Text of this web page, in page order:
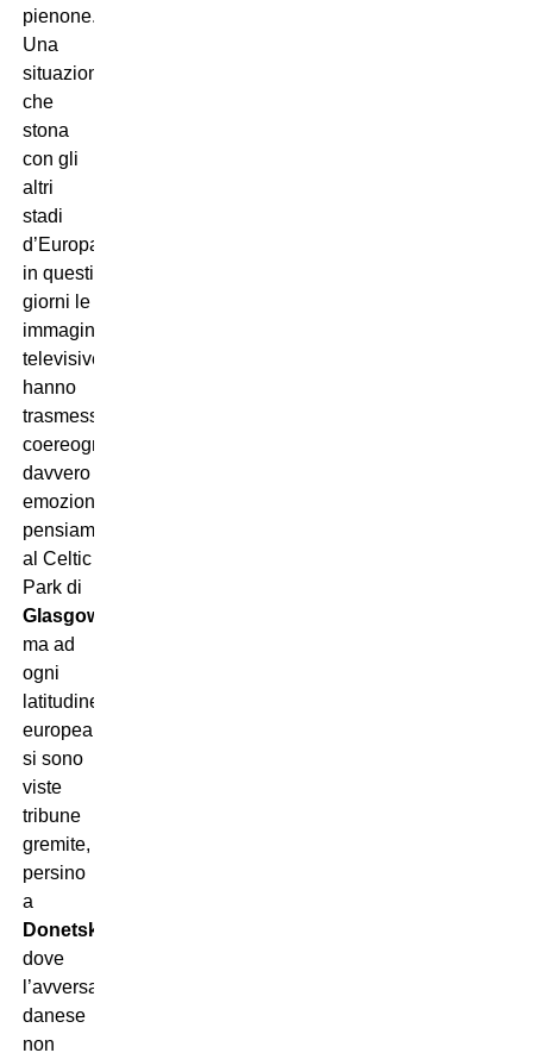
pienone.
Una
situazione
che
stona
con gli
altri
stadi
d’Europa,
in questi
giorni le
immagini
televisive
hanno
trasmesso
coereografie
davvero
emozionanti,
pensiamo
al Celtic
Park di
Glasgow
ma ad
ogni
latitudine
europea
si sono
viste
tribune
gremite,
persino
a
Donetsk
dove
l’avversario
danese
non